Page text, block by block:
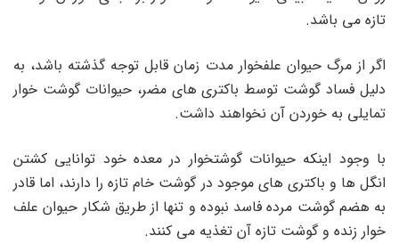
تازه می باشد.
اگر از مرگ حیوان علفخوار مدت زمان قابل توجه گذشته باشد، به
دلیل فساد گوشت توسط باکتری های مضر، حیوانات گوشت خوار
تمایلی به خوردن آن نخواهند داشت.
با وجود اینکه حیوانات گوشتخوار در معده خود توانایی کشتن
انگل ها و باکتری های موجود در گوشت خام تازه را دارند، اما قادر
به هضم گوشت مرده فاسد نبوده و تنها از طریق شکار حیوان علف
خوار زنده و گوشت تازه آن تغذیه می کنند.